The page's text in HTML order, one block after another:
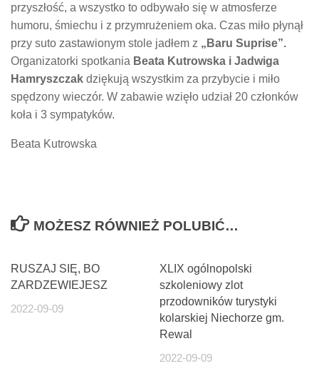
przyszłość, a wszystko to odbywało się w atmosferze
humoru, śmiechu i z przymrużeniem oka. Czas miło płynął
przy suto zastawionym stole jadłem z „Baru Suprise”.
Organizatorki spotkania Beata Kutrowska i Jadwiga
Hamryszczak dziękują wszystkim za przybycie i miło
spędzony wieczór. W zabawie wzięło udział 20 członków
koła i 3 sympatyków.
Beata Kutrowska
MOŻESZ RÓWNIEŻ POLUBIĆ…
RUSZAJ SIĘ, BO
ZARDZEWIEJESZ
2022-09-09
XLIX ogólnopolski
szkoleniowy zlot
przodowników turystyki
kolarskiej Niechorze gm.
Rewal
2022-09-09